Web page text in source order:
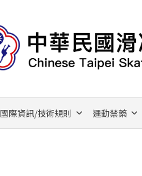
國際資訊/技術規則 運動禁藥